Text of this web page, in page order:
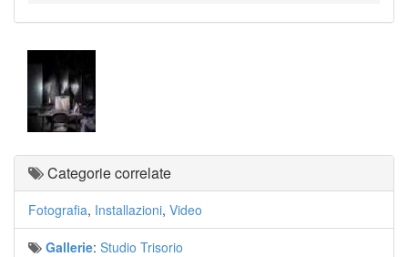
Categorie correlate
Fotografia, Installazioni, Video
Gallerie: Studio Trisorio